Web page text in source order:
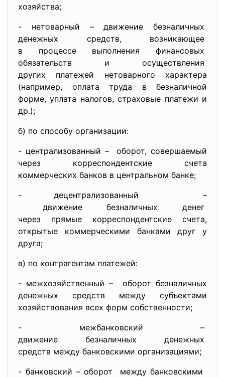
хозяйства;
- нетоварный – движение безналичных
денежных средств, возникающее
в процессе выполнения финансовых
обязательств и осуществления
других платежей нетоварного характера
(например, оплата труда в безналичной
форме, уплата налогов, страховые платежи и
др.);
б) по способу организации:
- централизованный – оборот, совершаемый
через корреспондентские счета
коммерческих банков в центральном банке;
- децентрализованный –
движение безналичных денег
через прямые корреспондентские счета,
открытые коммерческими банками друг у
друга;
в) по контрагентам платежей:
- межхозяйственный – оборот безналичных
денежных средств между субъектами
хозяйствования всех форм собственности;
- межбанковский –
движение безналичных денежных
средств между банковскими организациями;
- банковский – оборот между банковскими